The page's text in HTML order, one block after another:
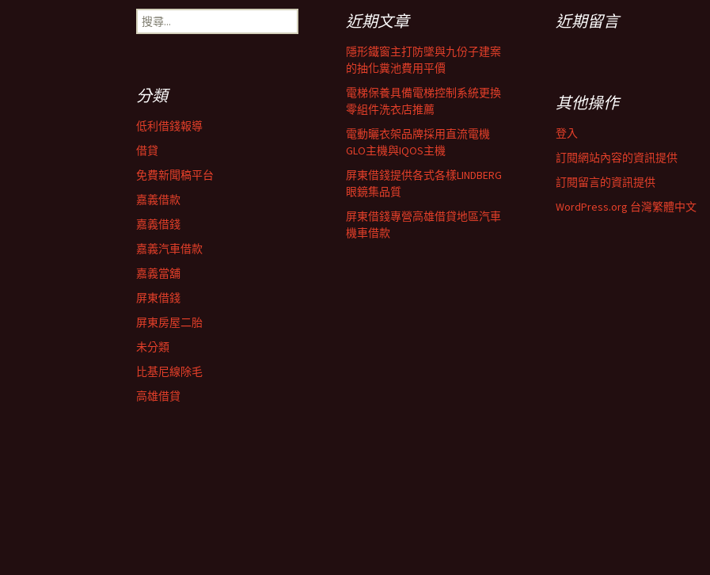
搜
尋
近期文章
隱形鐵窗主打防墜與九份子建案
的抽化糞池費用平價
電梯保養具備電梯控制系統更換
零組件洗衣店推薦
電動曬衣架品牌採用直流電機
GLO主機與IQOS主機
屏東借錢提供各式各樣LINDBERG
眼鏡集品質
屏東借錢專營高雄借貸地區汽車
機車借款
近期留言
分類
低利借錢報導
借貸
免費新聞稿平台
嘉義借款
嘉義借錢
嘉義汽車借款
嘉義當舖
屏東借錢
屏東房屋二胎
未分類
比基尼線除毛
高雄借貸
其他操作
登入
訂閱網站內容的資訊提供
訂閱留言的資訊提供
WordPress.org 台灣繁體中文